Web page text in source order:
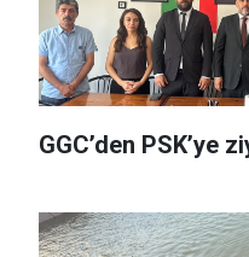
GGC’den PSK’ye